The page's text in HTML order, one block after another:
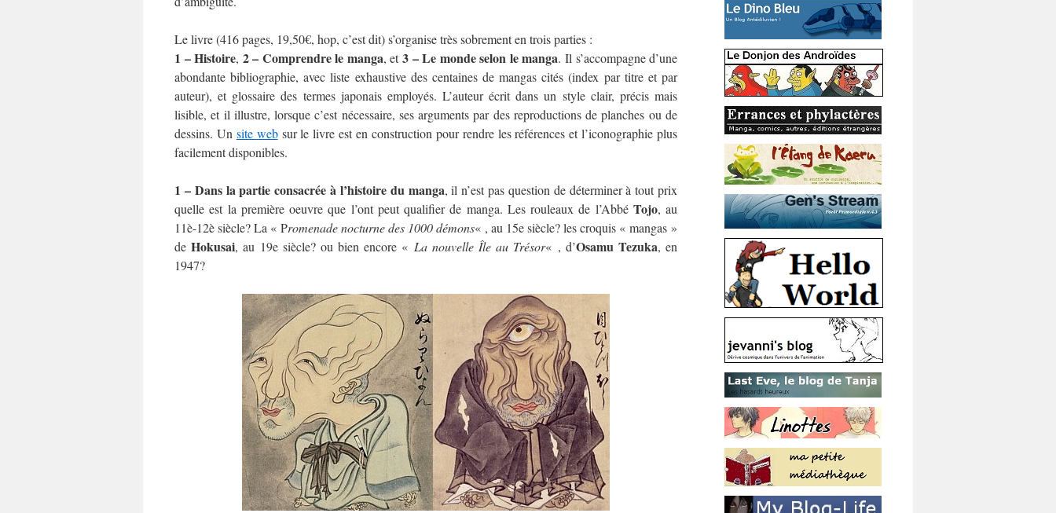
Le livre (416 pages, 19,50€, hop, c’est dit) s’organise très sobrement en trois parties :
1 – Histoire, 2 – Comprendre le manga, et3 – Le monde selon le manga. Il s’accompagne d’une
abondante bibliographie, avec liste exhaustive des centaines de mangas cités (index par titre et par
auteur), et glossaire des termes japonais employés. L’auteur écrit dans un style clair, précis mais
lisible, et il illustre, lorsque c’est nécessaire, ses arguments par des reproductions de planches ou de
dessins. Un site websur le livre est en construction pour rendre les références et l’iconographie plus
facilement disponibles.
1 – Dans la partie consacrée à l’histoire du manga, il n’est pas question de déterminer à tout prix
quelle est la première oeuvre que l’ont peut qualifier de manga. Les rouleaux de l’Abbé Tojo, au
11è-12è siècle? La « Promenade nocturne des 1000 démons« , au 15e siècle? les croquis « mangas »
deHokusai, au 19e siècle? ou bien encore « La nouvelle Île au Trésor« , d’Osamu Tezuka, en
1947?